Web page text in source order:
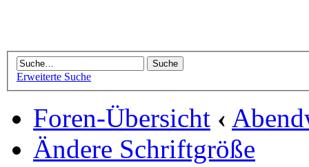
Erweiterte Suche
Foren-Übersicht ‹
Ändere Schriftgröße